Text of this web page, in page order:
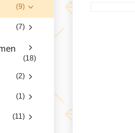
(9)
(7)
(18)
(2)
(1)
(11)